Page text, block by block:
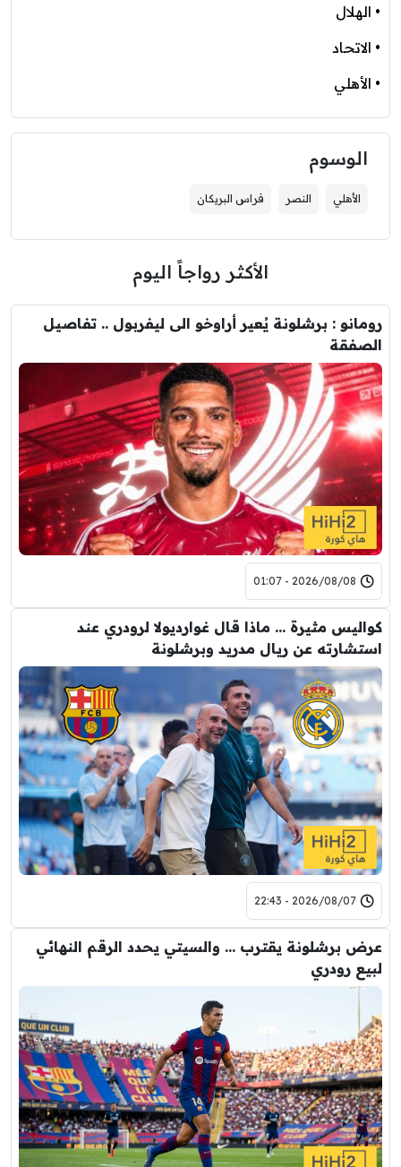
• الهلال
• الاتحاد
• الأهلي
الوسوم
الأهلي النصر فراس البريكان
الأكثر رواجاً اليوم
رومانو : برشلونة يُعير أراوخو الى ليفربول .. تفاصيل
الصفقة
2026/08/08 - 01:07
كواليس مثيرة … ماذا قال غوارديولا لرودري عند
استشارته عن ريال مدريد وبرشلونة
2026/08/07 - 22:43
عرض برشلونة يقترب … والسيتي يحدد الرقم النهائي
لبيع رودري